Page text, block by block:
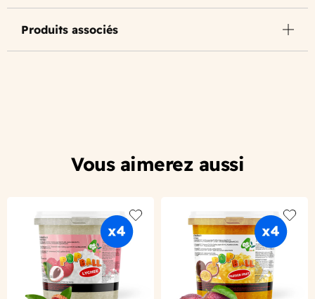
Produits associés
Vous aimerez aussi
Add to wishlist Add